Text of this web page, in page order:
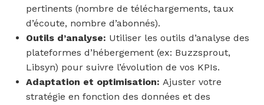
pertinents (nombre de téléchargements, taux
d’écoute, nombre d’abonnés).
Outils d’analyse: Utiliser les outils d’analyse des
plateformes d’hébergement (ex: Buzzsprout,
Libsyn) pour suivre l’évolution de vos KPIs.
Adaptation et optimisation: Ajuster votre
stratégie en fonction des données et des